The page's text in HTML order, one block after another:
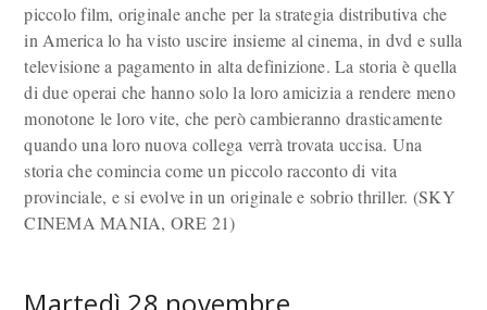
piccolo film, originale anche per la strategia distributiva che
in America lo ha visto uscire insieme al cinema, in dvd e sulla
televisione a pagamento in alta definizione. La storia è quella
di due operai che hanno solo la loro amicizia a rendere meno
monotone le loro vite, che però cambieranno drasticamente
quando una loro nuova collega verrà trovata uccisa. Una
storia che comincia come un piccolo racconto di vita
provinciale, e si evolve in un originale e sobrio thriller. (SKY
CINEMA MANIA, ORE 21)